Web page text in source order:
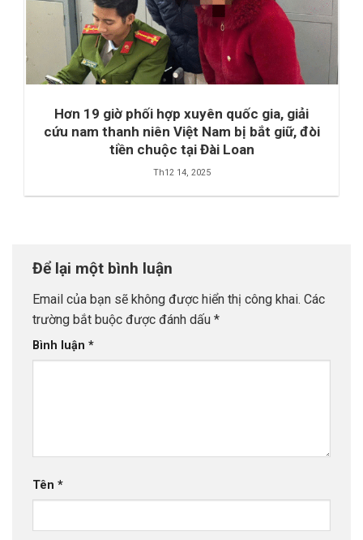
Hơn 19 giờ phối hợp xuyên quốc gia, giải
cứu nam thanh niên Việt Nam bị bắt giữ, đòi
tiền chuộc tại Đài Loan
Th12 14, 2025
Để lại một bình luận
Email của bạn sẽ không được hiển thị công khai. Các
trường bắt buộc được đánh dấu *
Bình luận *
Tên *